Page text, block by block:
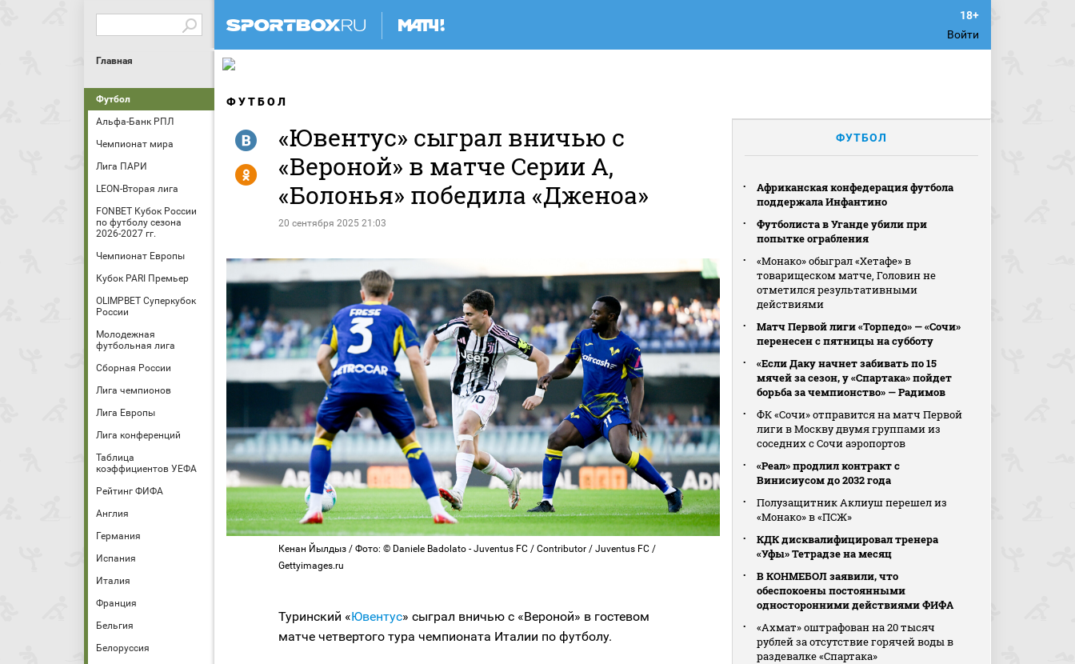
Войти
Главная
Футбол
Альфа-Банк РПЛ
Чемпионат мира
Лига ПАРИ
LEON-Вторая лига
FONBET Кубок России
по футболу сезона
2026-2027 гг.
Чемпионат Европы
Кубок PARI Премьер
OLIMPBET Суперкубок
России
Молодежная
футбольная лига
Сборная России
Лига чемпионов
Лига Европы
Лига конференций
Таблица
коэффициентов УЕФА
Рейтинг ФИФА
Англия
Германия
Испания
Италия
Франция
Бельгия
Белоруссия
ФУТБОЛ
«Ювентус» сыграл вничью с
«Вероной» в матче Серии А,
«Болонья» победила «Дженоа»
20 сентября 2025 21:03
R
Y
Кенан Йылдыз / Фото: © Daniele Badolato - Juventus FC / Contributor / Juventus FC /
Gettyimages.ru
Туринский «Ювентус» сыграл вничью с «Вероной» в гостевом
матче четвертого тура чемпионата Италии по футболу.
ФУТБОЛ
Африканская конфедерация футбола
поддержала Инфантино
Футболиста в Уганде убили при
попытке ограбления
«Монако» обыграл «Хетафе» в
товарищеском матче, Головин не
отметился результативными
действиями
Матч Первой лиги «Торпедо» — «Сочи»
перенесен с пятницы на субботу
«Если Даку начнет забивать по 15
мячей за сезон, у «Спартака» пойдет
борьба за чемпионство» — Радимов
ФК «Сочи» отправится на матч Первой
лиги в Москву двумя группами из
соседних с Сочи аэропортов
«Реал» продлил контракт с
Винисиусом до 2032 года
Полузащитник Аклиуш перешел из
«Монако» в «ПСЖ»
КДК дисквалифицировал тренера
«Уфы» Тетрадзе на месяц
В КОНМЕБОЛ заявили, что
обеспокоены постоянными
односторонними действиями ФИФА
«Ахмат» оштрафован на 20 тысяч
рублей за отсутствие горячей воды в
раздевалке «Спартака»